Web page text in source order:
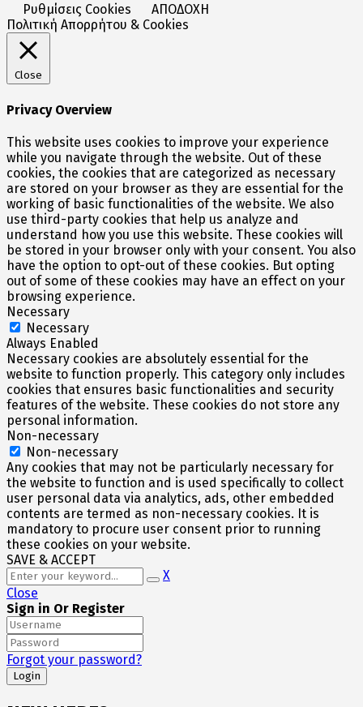
Ρυθμίσεις Cookies
ΑΠΟΔΟΧΗ
Πολιτική Απορρήτου & Cookies
Close
Privacy Overview
This website uses cookies to improve your experience
while you navigate through the website. Out of these
cookies, the cookies that are categorized as necessary
are stored on your browser as they are essential for the
working of basic functionalities of the website. We also
use third-party cookies that help us analyze and
understand how you use this website. These cookies will
be stored in your browser only with your consent. You also
have the option to opt-out of these cookies. But opting
out of some of these cookies may have an effect on your
browsing experience.
Necessary
Necessary
Always Enabled
Necessary cookies are absolutely essential for the
website to function properly. This category only includes
cookies that ensures basic functionalities and security
features of the website. These cookies do not store any
personal information.
Non-necessary
Non-necessary
Any cookies that may not be particularly necessary for
the website to function and is used specifically to collect
user personal data via analytics, ads, other embedded
contents are termed as non-necessary cookies. It is
mandatory to procure user consent prior to running
these cookies on your website.
SAVE & ACCEPT
X
Close
Sign in Or Register
Forgot your password?